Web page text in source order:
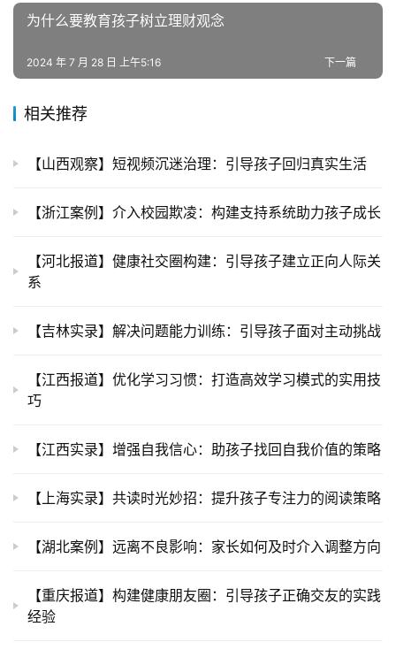
为什么要教育孩子树立理财观念
下一篇
2024 年 7 月 28 日 上午5:16
相关推荐
【山西观察】短视频沉迷治理：引导孩子回归真实生活
【浙江案例】介入校园欺凌：构建支持系统助力孩子成长
【河北报道】健康社交圈构建：引导孩子建立正向人际关
系
【吉林实录】解决问题能力训练：引导孩子面对主动挑战
【江西报道】优化学习习惯：打造高效学习模式的实用技
巧
【江西实录】增强自我信心：助孩子找回自我价值的策略
【上海实录】共读时光妙招：提升孩子专注力的阅读策略
【湖北案例】远离不良影响：家长如何及时介入调整方向
【重庆报道】构建健康朋友圈：引导孩子正确交友的实践
经验